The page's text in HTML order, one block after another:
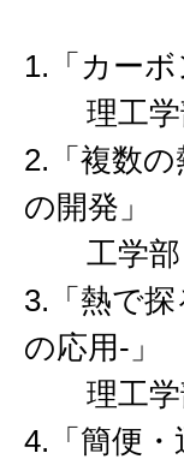
1.「カー
理工学
2.「複数
の開発」
工学部
3.「熱で
の応用-」
理工学
4.「簡便